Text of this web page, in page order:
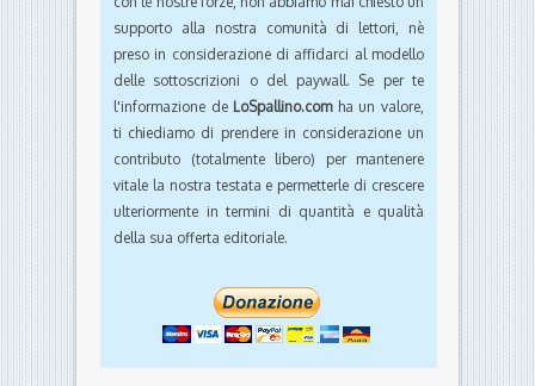
supporto alla nostra comunità di lettori, nè
preso in considerazione di affidarci al modello
delle sottoscrizioni o del paywall. Se per te
l'informazione de LoSpallino.comha un valore,
ti chiediamo di prendere in considerazione un
contributo (totalmente libero) per mantenere
vitale la nostra testata e permetterle di crescere
ulteriormente in termini di quantità e qualità
della sua offerta editoriale.